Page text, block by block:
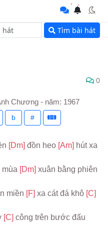
Tìm bài hát
0
Chương - năm: 1967
b #
[Dm] đồn heo [Am]
mùa [Dm] xuân bằng phiên
miền [F] xa cát đá khô
[C]